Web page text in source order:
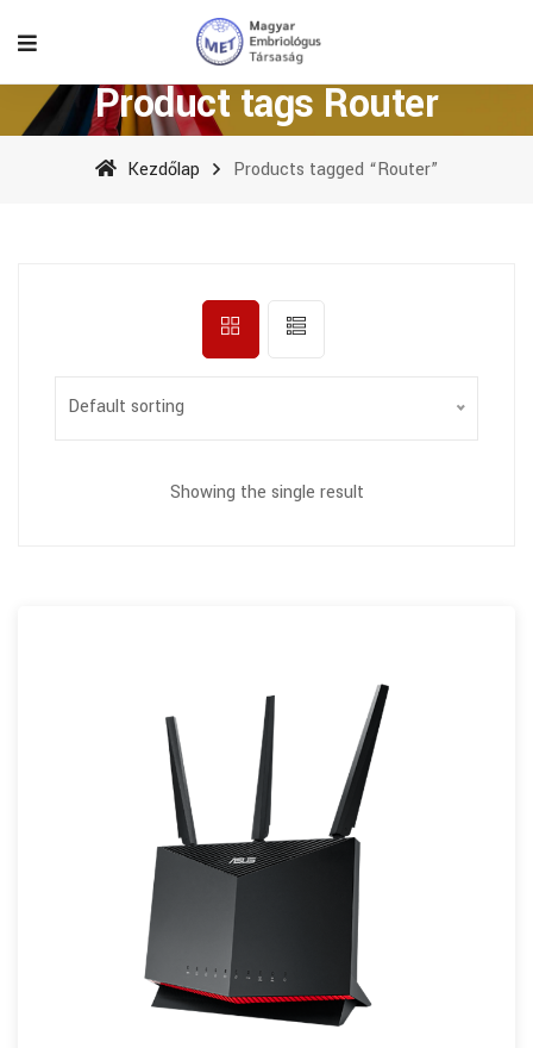
Product tags Router
Kezdőlap Products tagged “Router”
Default sorting
Showing the single result